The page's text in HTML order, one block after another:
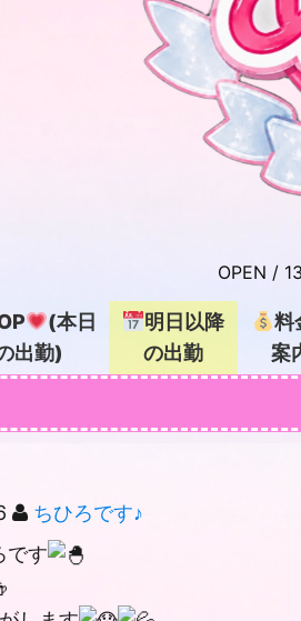
OPEN /
(本日
出勤)
明日以降
の出勤
料
案
ちひろです♪
です